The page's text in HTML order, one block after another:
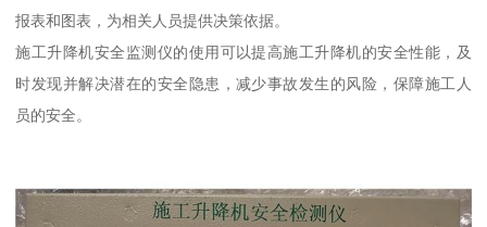
报表和图表，为相关人员提供决策依据。
施工升降机安全监测仪的使用可以提高施工升降机的安全性能，及
时发现并解决潜在的安全隐患，减少事故发生的风险，保障施工人
员的安全。